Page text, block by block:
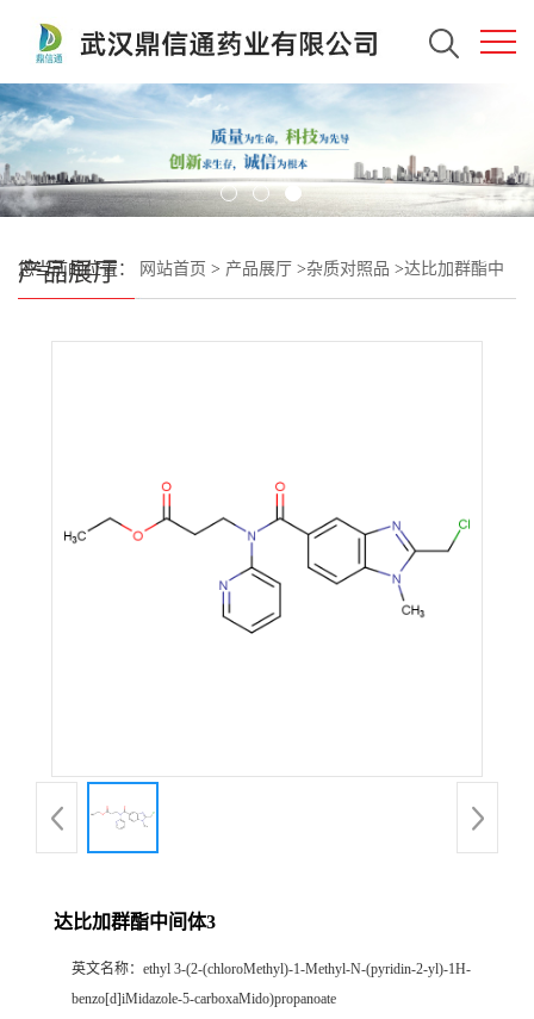
产品展厅
您当前的位置： 网站首页 > 产品展厅 >杂质对照品 >达比加群酯中
达比加群酯中间体3
英文名称： ethyl 3-(2-(chloroMethyl)-1-Methyl-N-(pyridin-2-yl)-1H-
benzo[d]iMidazole-5-carboxaMido)propanoate